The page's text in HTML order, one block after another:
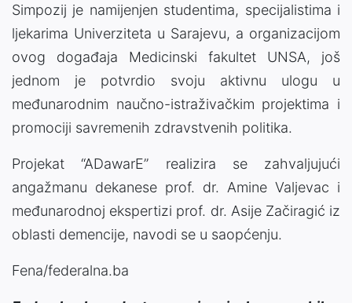
Simpozij je namijenjen studentima, specijalistima i
ljekarima Univerziteta u Sarajevu, a organizacijom
ovog događaja Medicinski fakultet UNSA, još
jednom je potvrdio svoju aktivnu ulogu u
međunarodnim naučno-istraživačkim projektima i
promociji savremenih zdravstvenih politika.
Projekat “ADawarE” realizira se zahvaljujući
angažmanu dekanese prof. dr. Amine Valjevac i
međunarodnoj ekspertizi prof. dr. Asije Začiragić iz
oblasti demencije, navodi se u saopćenju.
Fena/federalna.ba